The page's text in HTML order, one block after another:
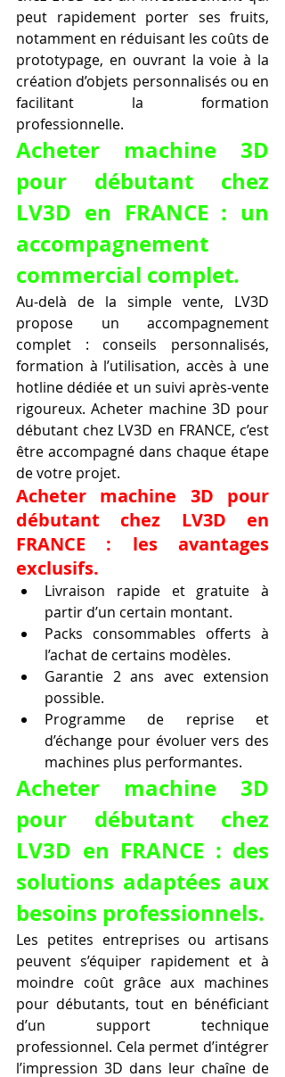
peut rapidement porter ses fruits,
notamment en réduisant les coûts de
prototypage, en ouvrant la voie à la
création d’objets personnalisés ou en
facilitant la formation
professionnelle.
Acheter machine 3D
pour débutant chez
LV3D en FRANCE : un
accompagnement
commercial complet.
Au-delà de la simple vente, LV3D
propose un accompagnement
complet : conseils personnalisés,
formation à l’utilisation, accès à une
hotline dédiée et un suivi après-vente
rigoureux. Acheter machine 3D pour
débutant chez LV3D en FRANCE, c’est
être accompagné dans chaque étape
de votre projet.
Acheter machine 3D pour
débutant chez LV3D en
FRANCE : les avantages
exclusifs.
Livraison rapide et gratuite à
partir d’un certain montant.
Packs consommables offerts à
l’achat de certains modèles.
Garantie 2 ans avec extension
possible.
Programme de reprise et
d’échange pour évoluer vers des
machines plus performantes.
Acheter machine 3D
pour débutant chez
LV3D en FRANCE : des
solutions adaptées aux
besoins professionnels.
Les petites entreprises ou artisans
peuvent s’équiper rapidement et à
moindre coût grâce aux machines
pour débutants, tout en bénéficiant
d’un support technique
professionnel. Cela permet d’intégrer
l’impression 3D dans leur chaîne de